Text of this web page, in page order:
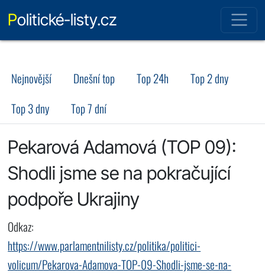
Politické-listy.cz
Nejnovější Dnešní top Top 24h
Top 2 dny
Top 3 dny
Top 7 dní
Pekarová Adamová (TOP 09):
Shodli jsme se na pokračující
podpoře Ukrajiny
Odkaz:
https://www.parlamentnilisty.cz/politika/politici-
volicum/Pekarova-Adamova-TOP-09-Shodli-jsme-se-na-